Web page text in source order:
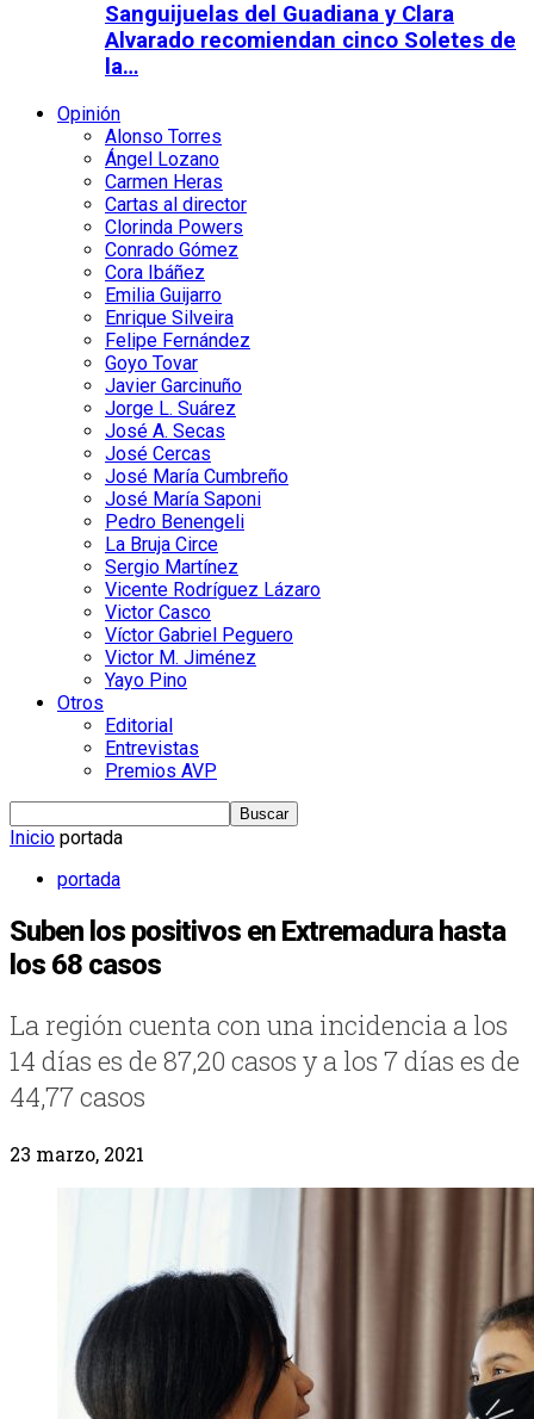
Sanguijuelas del Guadiana y Clara
Alvarado recomiendan cinco Soletes de
la…
Opinión
Alonso Torres
Ángel Lozano
Carmen Heras
Cartas al director
Clorinda Powers
Conrado Gómez
Cora Ibáñez
Emilia Guijarro
Enrique Silveira
Felipe Fernández
Goyo Tovar
Javier Garcinuño
Jorge L. Suárez
José A. Secas
José Cercas
José María Cumbreño
José María Saponi
Pedro Benengeli
La Bruja Circe
Sergio Martínez
Vicente Rodríguez Lázaro
Victor Casco
Víctor Gabriel Peguero
Victor M. Jiménez
Yayo Pino
Otros
Editorial
Entrevistas
Premios AVP
Inicio portada
portada
Suben los positivos en Extremadura hasta
los 68 casos
La región cuenta con una incidencia a los
14 días es de 87,20 casos y a los 7 días es de
44,77 casos
23 marzo, 2021